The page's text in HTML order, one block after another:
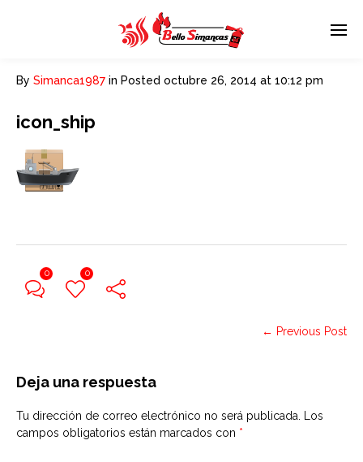
By Simanca1987 in Posted octubre 26, 2014 at 10:12 pm
icon_ship
0 0
← Previous Post
Deja una respuesta
Tu dirección de correo electrónico no será publicada.
Los
campos obligatorios están marcados con *